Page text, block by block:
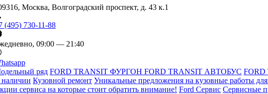
Москва, Волгоградский проспект, д. 43 к.1
(495) 730-11-88
09:00 — 21:40
ряд FORD TRANSIT ФУРГОН FORD TRANSIT АВТОБУС
Кузовной ремонт Уникальные предложения на кузовные работы
сервиса на которые стоит обратить внимание! Ford Сервис Сервисные